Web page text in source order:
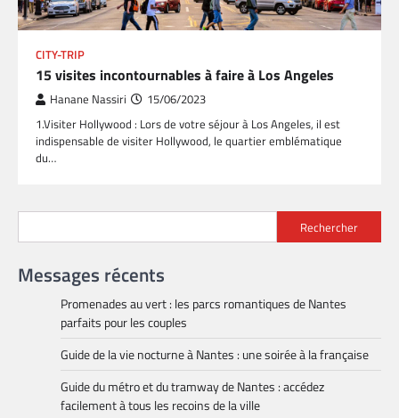
CITY-TRIP
15 visites incontournables à faire à Los Angeles
Hanane Nassiri 15/06/2023
1.Visiter Hollywood : Lors de votre séjour à Los Angeles, il est
indispensable de visiter Hollywood, le quartier emblématique
du…
Rechercher
Messages récents
Promenades au vert : les parcs romantiques de Nantes
parfaits pour les couples
Guide de la vie nocturne à Nantes : une soirée à la française
Guide du métro et du tramway de Nantes : accédez
facilement à tous les recoins de la ville